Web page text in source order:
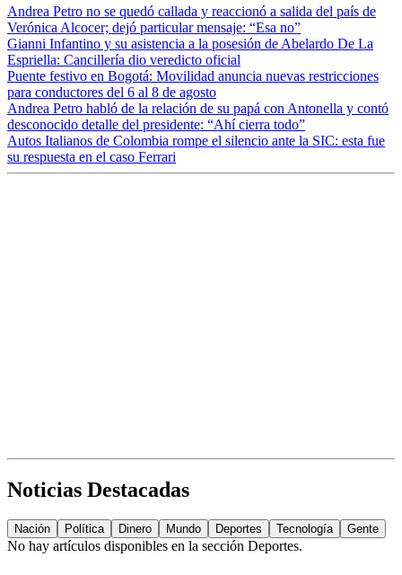
Andrea Petro no se quedó callada y reaccionó a salida del país de
Verónica Alcocer; dejó particular mensaje: “Esa no”
Gianni Infantino y su asistencia a la posesión de Abelardo De La
Espriella: Cancillería dio veredicto oficial
Puente festivo en Bogotá: Movilidad anuncia nuevas restricciones
para conductores del 6 al 8 de agosto
Andrea Petro habló de la relación de su papá con Antonella y contó
desconocido detalle del presidente: “Ahí cierra todo”
Autos Italianos de Colombia rompe el silencio ante la SIC: esta fue
su respuesta en el caso Ferrari
Noticias Destacadas
Nación Política Dinero Mundo Deportes Tecnología Gente
No hay artículos disponibles en la sección Deportes.